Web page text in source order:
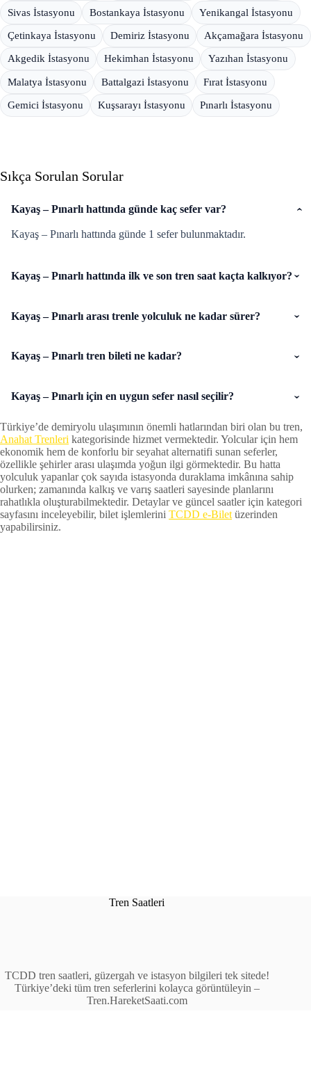
Sivas İstasyonu Bostankaya İstasyonu Yenikangal İstasyonu
Çetinkaya İstasyonu Demiriz İstasyonu Akçamağara İstasyonu
Akgedik İstasyonu Hekimhan İstasyonu Yazıhan İstasyonu
Malatya İstasyonu Battalgazi İstasyonu Fırat İstasyonu
Gemici İstasyonu Kuşsarayı İstasyonu Pınarlı İstasyonu
Sıkça Sorulan Sorular
Kayaş – Pınarlı hattında günde kaç sefer var?
Kayaş – Pınarlı hattında günde 1 sefer bulunmaktadır.
Kayaş – Pınarlı hattında ilk ve son tren saat kaçta kalkıyor?
Kayaş – Pınarlı arası trenle yolculuk ne kadar sürer?
Kayaş – Pınarlı tren bileti ne kadar?
Kayaş – Pınarlı için en uygun sefer nasıl seçilir?
Türkiye’de demiryolu ulaşımının önemli hatlarından biri olan bu tren,
Anahat Trenleri kategorisinde hizmet vermektedir. Yolcular için hem
ekonomik hem de konforlu bir seyahat alternatifi sunan seferler,
özellikle şehirler arası ulaşımda yoğun ilgi görmektedir. Bu hatta
yolculuk yapanlar çok sayıda istasyonda duraklama imkânına sahip
olurken; zamanında kalkış ve varış saatleri sayesinde planlarını
rahatlıkla oluşturabilmektedir. Detaylar ve güncel saatler için kategori
sayfasını inceleyebilir, bilet işlemlerini TCDD e-Bilet üzerinden
yapabilirsiniz.
Tren Saatleri
TCDD tren saatleri, güzergah ve istasyon bilgileri tek sitede!
Türkiye’deki tüm tren seferlerini kolayca görüntüleyin –
Tren.HareketSaati.com